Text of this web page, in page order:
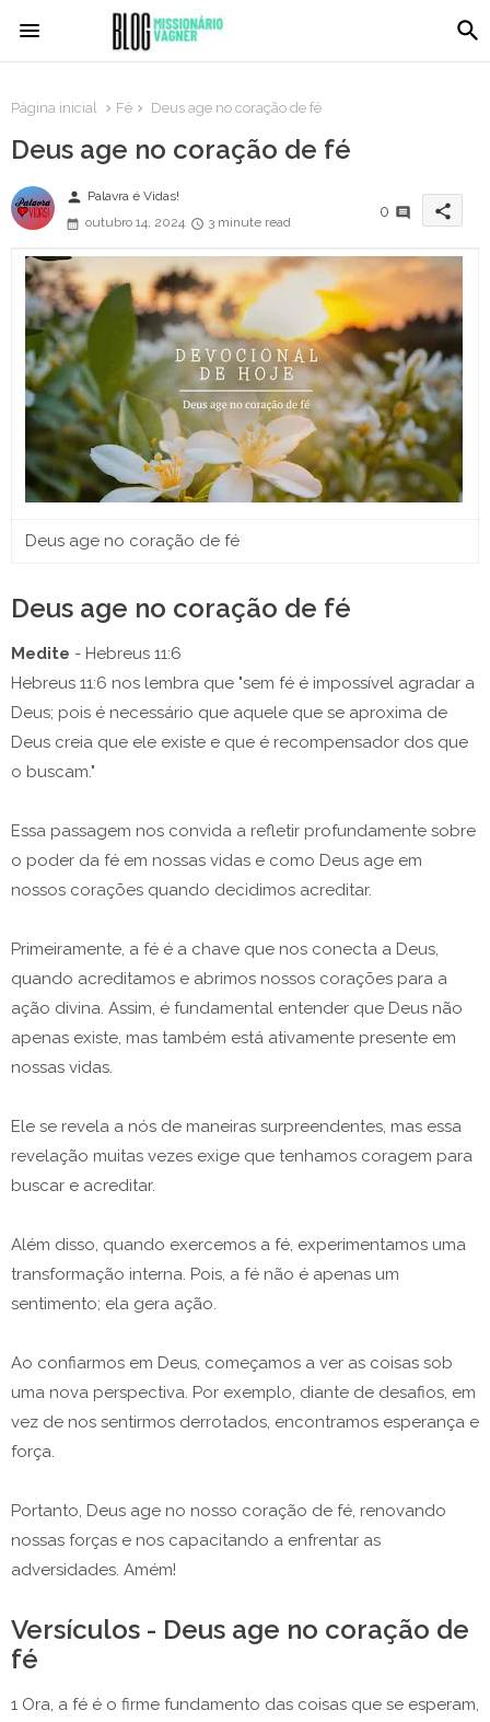
Página inicial Fé Deus age no coração de fé
Deus age no coração de fé
person Palavra é Vidas!
outubro 14, 2024
3 minute read
0 share
Deus age no coração de fé
Deus age no coração de fé
Medite - Hebreus 11:6
Hebreus 11:6 nos lembra que "sem fé é impossível agradar a
Deus; pois é necessário que aquele que se aproxima de
Deus creia que ele existe e que é recompensador dos que
o buscam."
Essa passagem nos convida a refletir profundamente sobre
o poder da fé em nossas vidas e como Deus age em
nossos corações quando decidimos acreditar.
Primeiramente, a fé é a chave que nos conecta a Deus,
quando acreditamos e abrimos nossos corações para a
ação divina. Assim, é fundamental entender que Deus não
apenas existe, mas também está ativamente presente em
nossas vidas.
Ele se revela a nós de maneiras surpreendentes, mas essa
revelação muitas vezes exige que tenhamos coragem para
buscar e acreditar.
Além disso, quando exercemos a fé, experimentamos uma
transformação interna. Pois, a fé não é apenas um
sentimento; ela gera ação.
Ao confiarmos em Deus, começamos a ver as coisas sob
uma nova perspectiva. Por exemplo, diante de desafios, em
vez de nos sentirmos derrotados, encontramos esperança e
força.
Portanto, Deus age no nosso coração de fé, renovando
nossas forças e nos capacitando a enfrentar as
adversidades. Amém!
Versículos - Deus age no coração de
fé
1 Ora, a fé é o firme fundamento das coisas que se esperam,